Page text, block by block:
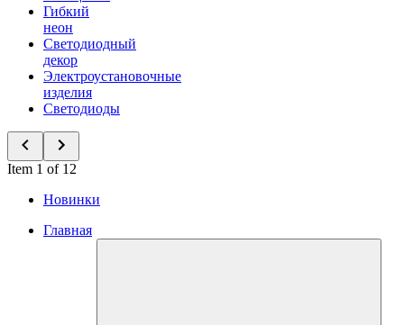
Гибкий
неон
Светодиодный
декор
Электроустановочные
изделия
Светодиоды
Item 1 of 12
Новинки
Главная